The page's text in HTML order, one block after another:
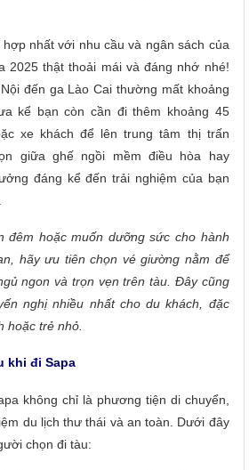
nhất với nhu cầu và ngân sách của
2025 thật thoải mái và đáng nhớ nhé!
đến ga Lào Cai thường mất khoảng
kể bạn còn cần đi thêm khoảng 45
xe khách để lên trung tâm thị trấn
giữa ghế ngồi mềm điều hòa hay
đáng kể đến trải nghiệm của bạn
đêm hoặc muốn dưỡng sức cho hành
hãy ưu tiên chọn vé giường nằm để
ngon và trọn vẹn trên tàu. Đây cũng
nghị nhiều nhất cho du khách, đặc
hoặc trẻ nhỏ.
khi đi Sapa
không chỉ là phương tiện di chuyển,
du lịch thư thái và an toàn. Dưới đây
chọn đi tàu: